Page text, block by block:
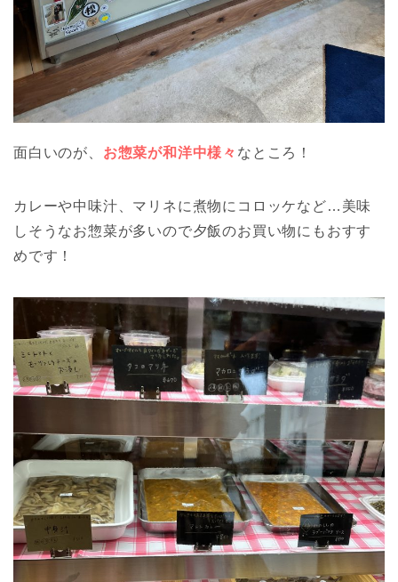
面白いのが、 お惣菜が和洋中様々 なところ！
カレーや中味汁、マリネに煮物にコロッケなど…美味
しそうなお惣菜が多いので夕飯のお買い物にもおすす
めです！